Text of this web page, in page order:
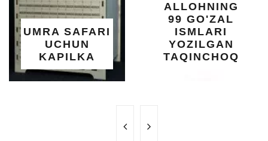
SAFARI
ALLOHNING
99 GO'ZAL
YOZILGAN
TAQINCHOQ